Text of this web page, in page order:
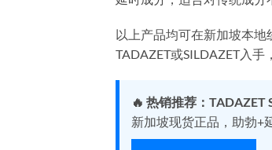
以上产品均可在新加坡本
TADAZET或SILDAZET入手
🔥 热销推荐：TADAZET
新加坡现货正品，助勃+